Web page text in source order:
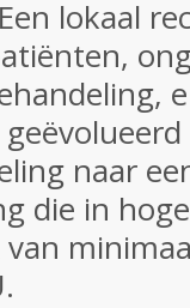
lokaal
naar
die in